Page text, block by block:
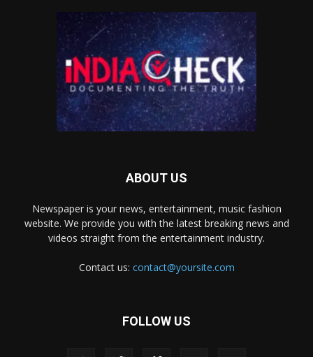
ABOUT US
Newspaper is your news, entertainment, music fashion
website. We provide you with the latest breaking news and
videos straight from the entertainment industry.
Contact us: contact@yoursite.com
FOLLOW US